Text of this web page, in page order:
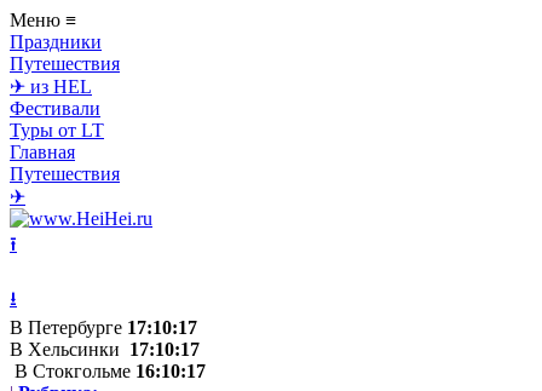
Меню ≡
Праздники
Путешествия
✈ из HEL
Фестивали
Туры от LT
Главная
Путешествия
✈
⭱
⭳
В Петербурге 17:10:17
В Хельсинки 17:10:17
В Стокгольме 16:10:17